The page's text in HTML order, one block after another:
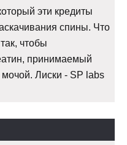
эти кредиты
спины. Что
чтобы
принимаемый
Лиски - SP labs